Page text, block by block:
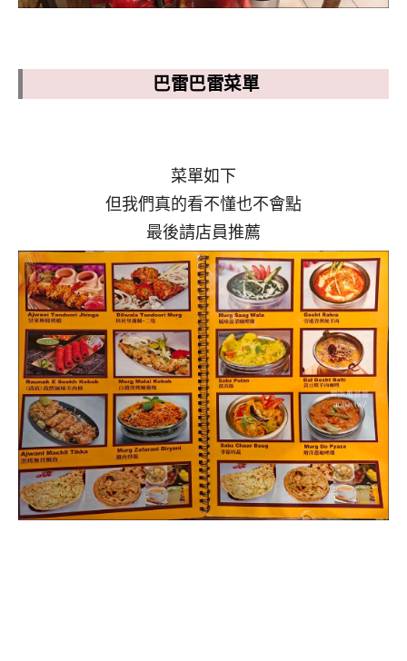
巴雷巴雷菜單
菜單如下
但我們真的看不懂也不會點
最後請店員推薦